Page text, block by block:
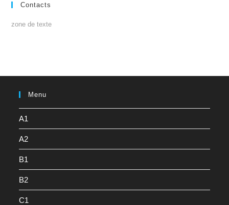
Contacts
zone de texte
Menu
A1
A2
B1
B2
C1